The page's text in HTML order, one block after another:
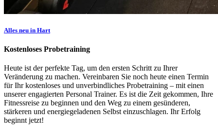
Alles neu in Hart
Kostenloses Probetraining
Heute ist der perfekte Tag, um den ersten Schritt zu Ihrer
Veränderung zu machen. Vereinbaren Sie noch heute einen Termin
für Ihr kostenloses und unverbindliches Probetraining – mit einen
unserer engagierten Personal Trainer. Es ist die Zeit gekommen, Ihre
Fitnessreise zu beginnen und den Weg zu einem gesünderen,
stärkeren und energiegeladenen Selbst einzuschlagen. Ihr Erfolg
beginnt jetzt!